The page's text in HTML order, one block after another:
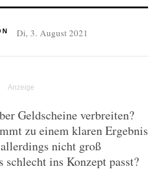
Di, 3. August 2021
Geldscheine verbreiten?
zu einem klaren Ergebnis
nicht groß
ins Konzept passt?